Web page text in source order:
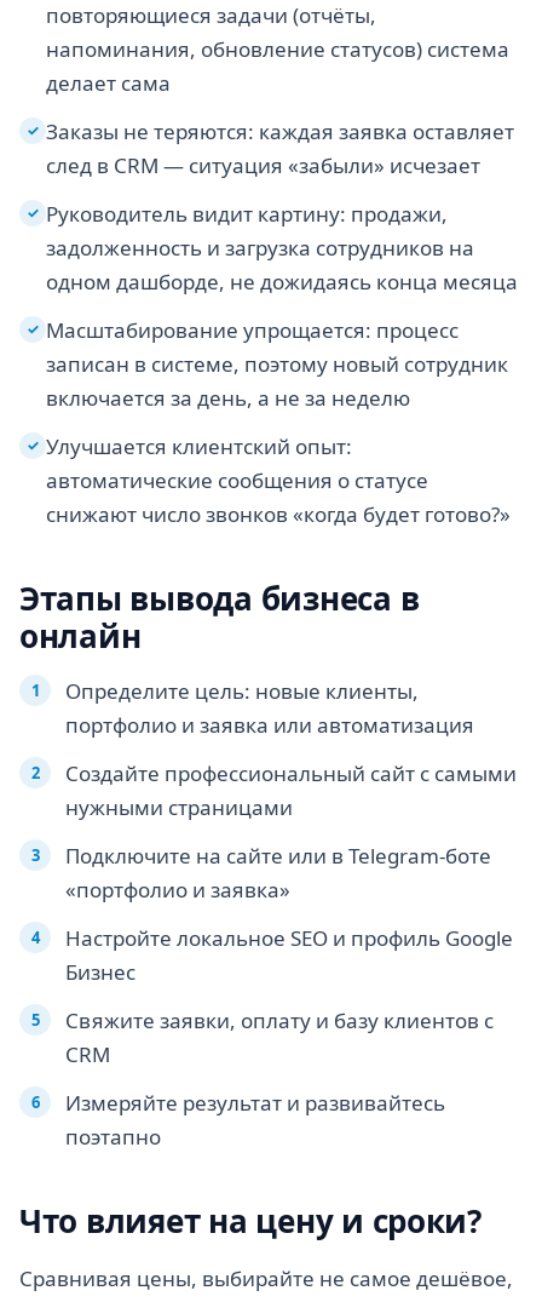
повторяющиеся задачи (отчёты,
напоминания, обновление статусов) система
делает сама
✓ Заказы не теряются: каждая заявка оставляет
след в CRM — ситуация «забыли» исчезает
✓ Руководитель видит картину: продажи,
задолженность и загрузка сотрудников на
одном дашборде, не дожидаясь конца месяца
✓ Масштабирование упрощается: процесс
записан в системе, поэтому новый сотрудник
включается за день, а не за неделю
✓ Улучшается клиентский опыт:
автоматические сообщения о статусе
снижают число звонков «когда будет готово?»
Этапы вывода бизнеса в
онлайн
Определите цель: новые клиенты,
портфолио и заявка или автоматизация
Создайте профессиональный сайт с самыми
нужными страницами
Подключите на сайте или в Telegram-боте
«портфолио и заявка»
Настройте локальное SEO и профиль Google
Бизнес
Свяжите заявки, оплату и базу клиентов с
CRM
Измеряйте результат и развивайтесь
поэтапно
Что влияет на цену и сроки?
Сравнивая цены, выбирайте не самое дешёвое,